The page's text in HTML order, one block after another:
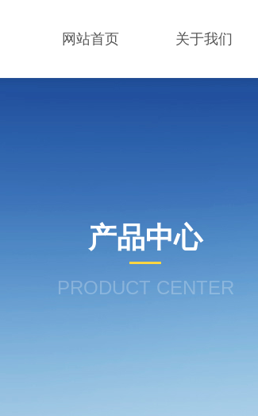
网站首页 关于我们
产品中心
PRODUCT CENTER